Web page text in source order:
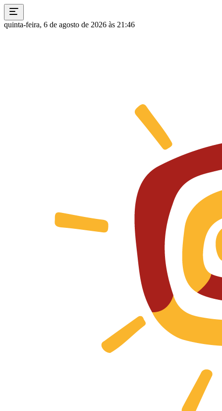
quinta-feira, 6 de agosto de 2026 às 21:46